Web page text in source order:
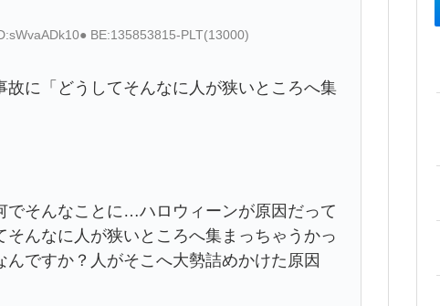
BE:135853815-PLT(13000)
に「どうしてそんなに人が狭いところへ集
そんなことに…ハロウィーンが原因だって
んなに人が狭いところへ集まっちゃうかっ
ですか？人がそこへ大勢詰めかけた原因